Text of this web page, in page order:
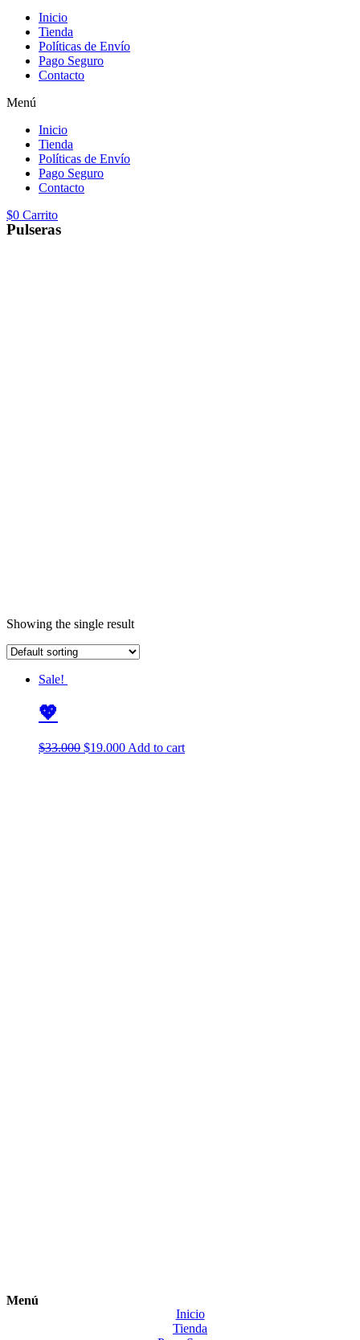
Inicio
Tienda
Políticas de Envío
Pago Seguro
Contacto
Menú
Inicio
Tienda
Políticas de Envío
Pago Seguro
Contacto
$0 Carrito
Pulseras
Showing the single result
Sale!
💖
$33.000 $19.000 Add to cart
Menú
Inicio
Tienda